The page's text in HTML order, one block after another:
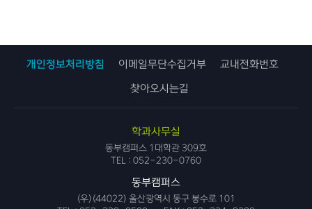
개인정보처리방침 이메일무단수집거부 교내전화번호
찾아오시는길
학과사무실
동부캠퍼스 1대학관 309호
TEL : 052-230-0760
동부캠퍼스
(우)(44022) 울산광역시 동구 봉수로 101